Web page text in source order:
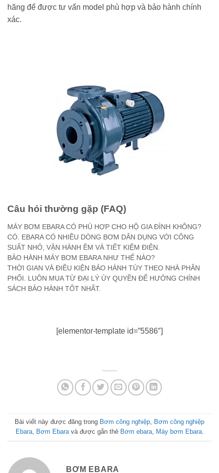
hãng để được tư vấn model phù hợp và bảo hành chính
xác.
Câu hỏi thường gặp (FAQ)
MÁY BƠM EBARA CÓ PHÙ HỢP CHO HỘ GIA ĐÌNH KHÔNG?
CÓ. EBARA CÓ NHIỀU DÒNG BƠM DÂN DỤNG VỚI CÔNG
SUẤT NHỎ, VẬN HÀNH ÊM VÀ TIẾT KIỆM ĐIỆN.
BẢO HÀNH MÁY BƠM EBARA NHƯ THẾ NÀO?
THỜI GIAN VÀ ĐIỀU KIỆN BẢO HÀNH TÙY THEO NHÀ PHÂN
PHỐI. LUÔN MUA TỪ ĐẠI LÝ ỦY QUYỀN ĐỂ HƯỞNG CHÍNH
SÁCH BẢO HÀNH TỐT NHẤT.
[elementor-template id=”5586″]
Bài viết này được đăng trong Bơm công nghiệp, Bơm công nghiệp
Ebara, Bơm Ebaravà được gắn thẻ Bơm ebara, Máy bơm Ebara.
BƠM EBARA